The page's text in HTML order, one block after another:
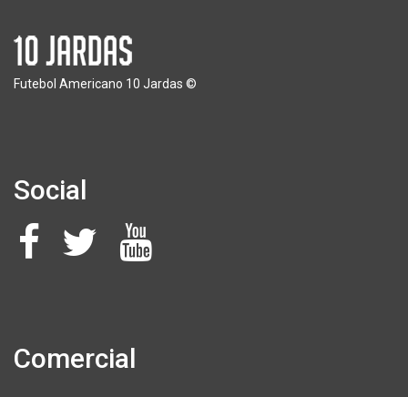
Futebol Americano 10 Jardas ©
Social
Comercial